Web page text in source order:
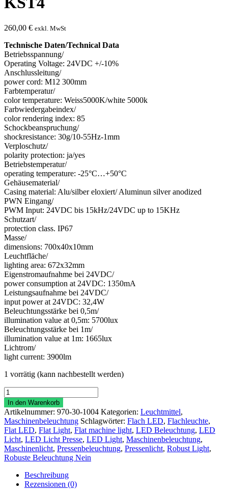
260,00 € exkl. MwSt
Technische Daten/Technical Data
Betriebsspannung/
Operating Voltage: 24VDC +/-10%
Anschlussleitung/
power cord: M12 300mm
Farbtemperatur/
color temperature: Weiss5000K/white 5000k
Farbwiedergabeindex/
color rendering index: 85
Schockbeanspruchung/
shockresistance: 30g/10-55Hz-1mm
Verploschutz/
polarity protection: ja/yes
Betriebstemperatur/
operating temperature: -25°C…+50°C
Gehäusematerial/
Casing material: Alu/silber eloxiert/ Aluminun silver anodized
PWN Eingang/
PWM Input: 24VDC bis 15kHz/24VDC up to 15KHz
Schutzart/
protection class. IP67
Masse/
dimensions: 700x40x10mm
Leuchtfläche/
lighting area: 672x32mm
Eigenstromaufnahme bei 24VDC/
power consumption at 24VDC: 1350mA
Leistungsaufnahme bei 24VDC/
input power at 24VDC: 32,4W
Beleuchtungsstärke bei 0,5m/
illumination value at 0,5m: 5700lux
Beleuchtungsstärke bei 1m/
illumination value at 1m: 1665lux
Lichtrom/
light current: 3900lm
1 vorrätig (kann nachbestellt werden)
Maschinenleuchte
MB-
700-
W-
KST4
Menge
In den Warenkorb
Artikelnummer: 970-30-1004 Kategorien: Leuchtmittel,
Maschinenbeleuchtung Schlagwörter: Flach LED, Flachleuchte,
Flat LED, Flat Light, Flat machine light, LED Beleuchtung, LED
Licht, LED Licht Presse, LED Light, Maschinenbeleuchtung,
Maschinenlicht, Pressenbeleuchtung, Pressenlicht, Robust Light,
Robuste Beleuchtung Nein
Beschreibung
Rezensionen (0)